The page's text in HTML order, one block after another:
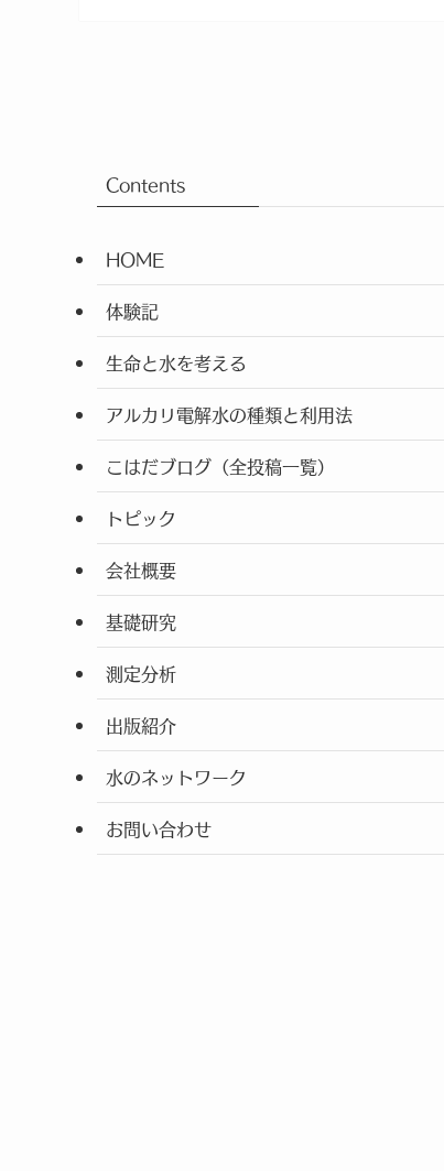
Contents
HOME
体験記
生命と水を考える
アルカリ電解水の種類と利用法
こはだブログ（全投稿一覧）
トピック
会社概要
基礎研究
測定分析
出版紹介
水のネットワーク
お問い合わせ